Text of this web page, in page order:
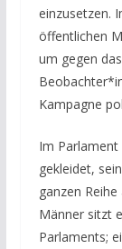
einzusetzen.
öffentlichen
um gegen
Kampagne
Im
gekleidet,
ganzen
Männer sitzt
Parlaments;